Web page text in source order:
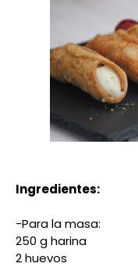
Ingredientes:
-Para la masa:
250 g harina
2 huevos